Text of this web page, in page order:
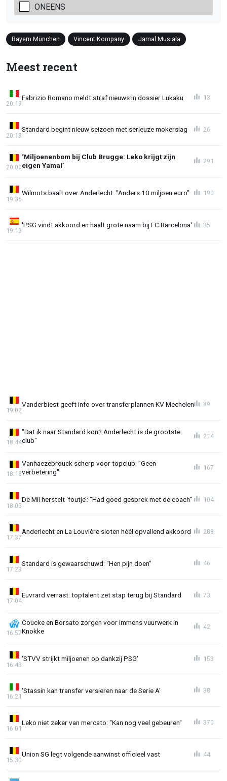
ONEENS
Bayern München Vincent Kompany Jamal Musiala
Meest recent
Fabrizio Romano meldt straf nieuws in dossier Lukaku
20:19
13
Standard begint nieuw seizoen met serieuze mokerslag
20:13
26
‘Miljoenenbom bij Club Brugge: Leko krijgt zijn
eigen Yamal’
20:00
291
Wilmots baalt over Anderlecht: "Anders 10 miljoen euro"
19:36
190
'PSG vindt akkoord en haalt grote naam bij FC Barcelona'
19:19
35
Vanderbiest geeft info over transferplannen KV Mechelen
19:02
89
"Dat ik naar Standard kon? Anderlecht is de grootste
club"
18:44
214
Vanhaezebrouck scherp voor topclub: "Geen
verbetering"
18:18
167
De Mil herstelt ‘foutje’: "Had goed gesprek met de coach"
18:05
104
Anderlecht en La Louvière sloten héél opvallend akkoord
17:37
288
Standard is gewaarschuwd: "Hen pijn doen"
17:23
46
Euvrard verrast: toptalent zet stap terug bij Standard
17:04
73
Coucke en Borsato zorgen voor immens vuurwerk in
Knokke
16:57
42
'STVV strijkt miljoenen op dankzij PSG'
16:43
153
'Stassin kan transfer versieren naar de Serie A'
16:21
38
Leko niet zeker van mercato: "Kan nog veel gebeuren"
16:01
370
Union SG legt volgende aanwinst officieel vast
15:30
44